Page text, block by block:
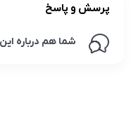
پرسش و پاسخ
شما هم درباره